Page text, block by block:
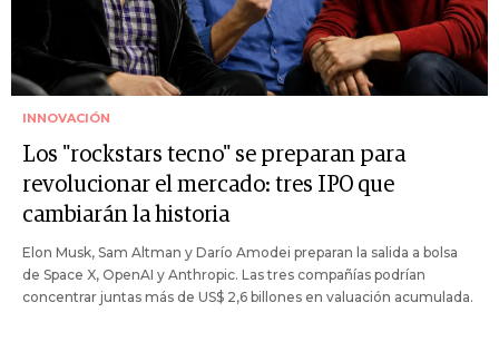
INNOVACIÓN
Los "rockstars tecno" se preparan para
revolucionar el mercado: tres IPO que
cambiarán la historia
Elon Musk, Sam Altman y Darío Amodei preparan la salida a bolsa
de Space X, OpenAI y Anthropic. Las tres compañías podrían
concentrar juntas más de US$ 2,6 billones en valuación acumulada.